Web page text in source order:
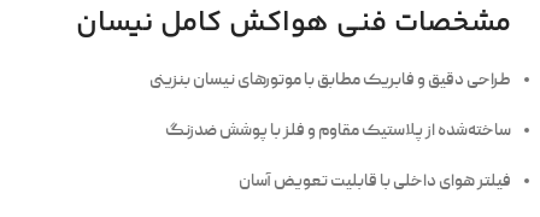
مشخصات فنی هواکش کامل نیسان
طراحی دقیق و فابریک مطابق با موتورهای نیسان بنزینی
ساخته‌شده از پلاستیک مقاوم و فلز با پوشش ضدزنگ
فیلتر هوای داخلی با قابلیت تعویض آسان